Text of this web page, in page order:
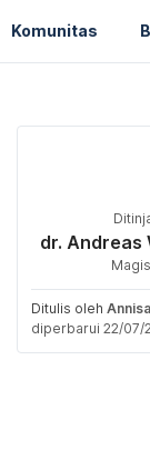
Komunitas
dr. Andreas
Ditulis oleh
diperbarui 22/07/